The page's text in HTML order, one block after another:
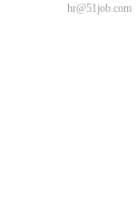
hr@51job.com